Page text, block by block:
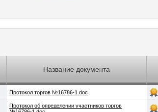
Название документа
Протокол торгов №16786-1.doc
Протокол об определении участников торгов